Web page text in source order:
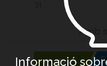
Amb
Informació